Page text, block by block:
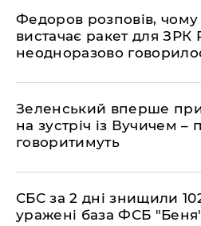
​Федоров розповів, чому
вистачає ракет для
неодноразово
​Зеленський вперше
на зустріч із Вучичем –
говоритимуть
​СБС за 2 дні знищили
уражені база ФСБ